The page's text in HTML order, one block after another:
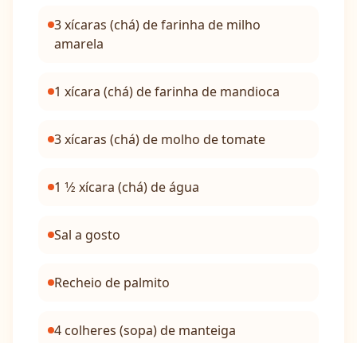
3 xícaras (chá) de farinha de milho
amarela
1 xícara (chá) de farinha de mandioca
3 xícaras (chá) de molho de tomate
1 1⁄2 xícara (chá) de água
Sal a gosto
Recheio de palmito
4 colheres (sopa) de manteiga